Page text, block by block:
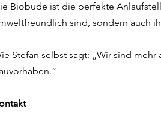
Biobude ist die perfekte
sind, sondern auch
Stefan selbst sagt: „Wir sind